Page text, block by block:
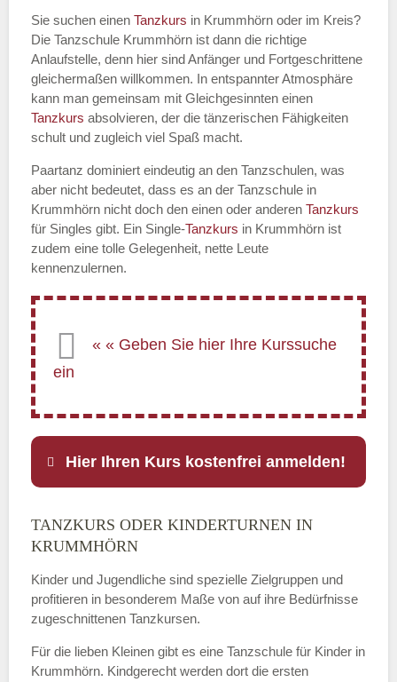
Sie suchen einen Tanzkurs in Krummhörn oder im Kreis?
Die Tanzschule Krummhörn ist dann die richtige
Anlaufstelle, denn hier sind Anfänger und Fortgeschrittene
gleichermaßen willkommen. In entspannter Atmosphäre
kann man gemeinsam mit Gleichgesinnten einen
Tanzkurs absolvieren, der die tänzerischen Fähigkeiten
schult und zugleich viel Spaß macht.
Paartanz dominiert eindeutig an den Tanzschulen, was
aber nicht bedeutet, dass es an der Tanzschule in
Krummhörn nicht doch den einen oder anderen Tanzkurs
für Singles gibt. Ein Single-Tanzkurs in Krummhörn ist
zudem eine tolle Gelegenheit, nette Leute
kennenzulernen.
Hier Ihren Kurs kostenfrei anmelden!
Name
E-Mail*
TANZKURS ODER KINDERTURNEN IN
KRUMMHÖRN
Kinder und Jugendliche sind spezielle Zielgruppen und
profitieren in besonderem Maße von auf ihre Bedürfnisse
zugeschnittenen Tanzkursen.
Für die lieben Kleinen gibt es eine Tanzschule für Kinder in
Krummhörn. Kindgerecht werden dort die ersten